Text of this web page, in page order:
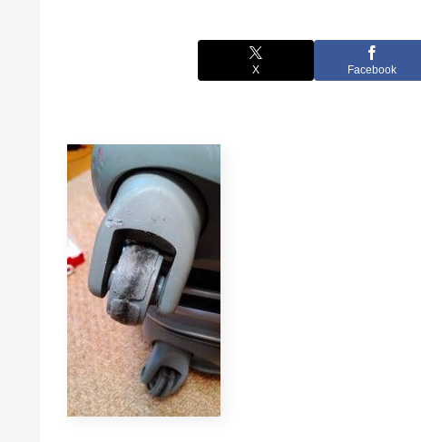
X Facebook